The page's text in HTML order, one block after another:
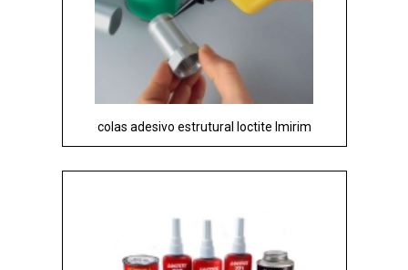
colas adesivo estrutural loctite Imirim